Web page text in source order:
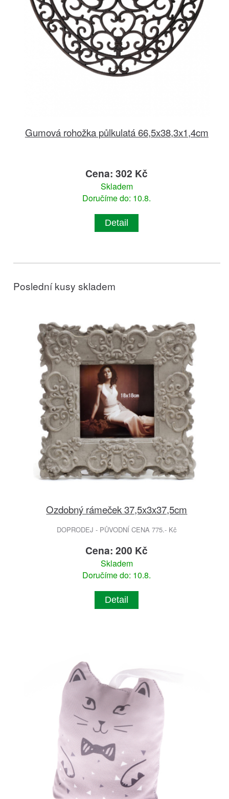
Gumová rohožka půlkulatá 66,5x38,3x1,4cm
Cena: 302 Kč
Skladem
Doručíme do: 10.8.
Detail
Poslední kusy skladem
Ozdobný rámeček 37,5x3x37,5cm
DOPRODEJ - PŮVODNÍ CENA 775.- Kč
Cena: 200 Kč
Skladem
Doručíme do: 10.8.
Detail